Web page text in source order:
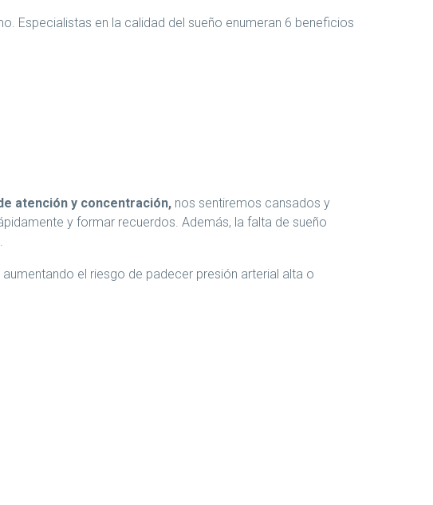
Especialistas en la calidad del sueño enumeran 6 beneficios
atención y concentración, nos sentiremos cansados y
y formar recuerdos. Además, la falta de sueño
el riesgo de padecer presión arterial alta o